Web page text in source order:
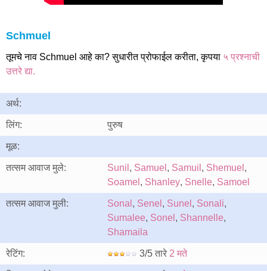
Schmuel
तूमचे नाव Schmuel आहे का? सुधारीत प्रोफाईल करीता, कृपया ५ प्रश्नाची
उत्तरे द्या.
अर्थ:
लिंग: पुरुष
मूळ:
तत्सम आवाज मुले: Sunil , Samuel , Samuil , Shemuel ,
Soamel , Shanley, Snelle, Samoel
तत्सम आवाज मुली: Sonal , Senel , Sunel , Sonali,
Sumalee, Sonel , Shannelle,
Shamaila
रेटिंग: 3/5 तारे 2 मते